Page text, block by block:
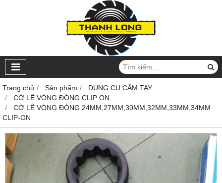
Trang chủ Sản phẩm
DỤNG CỤ CẦM TAY
CỜ LÊ VÒNG ĐÓNG CLIP ON
CỜ LÊ VÒNG ĐÓNG 24MM,27MM,30MM,32MM,33MM,34MM
CLIP-ON